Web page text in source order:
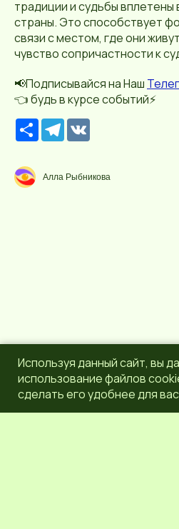
традиции и судьбы
страны. Это способствует
связи с местом, где они
чувство сопричастности к
📢Подписывайся на Наш
👈 будь в курсе событий⚡️
Р
е
р
с
T
e
g
r
Алла Рыбникова
Используя данный сайт, вы
использование файлов
сделать его удобнее для